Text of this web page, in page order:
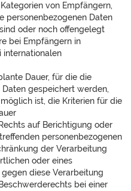
von Empfängern,
personenbezogenen Daten
oder noch offengelegt
bei Empfängern in
internationalen
Dauer, für die die
gespeichert werden,
ist, die Kriterien für die
auf Berichtigung oder
personenbezogenen
der Verarbeitung
oder eines
diese Verarbeitung
bei einer